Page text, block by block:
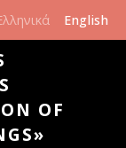
English
OF